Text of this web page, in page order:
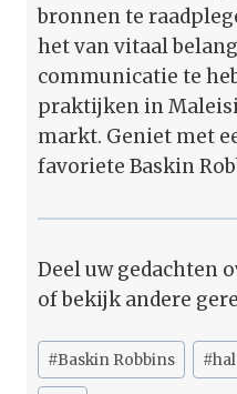
bronnen te
het van vitaal
communicatie te
praktijken in
markt. Geniet met
favoriete Baskin
Deel uw gedachten
of bekijk andere
Bericht
tags:
#Baskin Robbins #